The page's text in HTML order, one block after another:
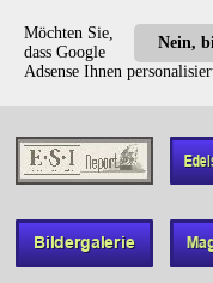
Nein,
Möchten Sie,
dass Google
Adsense Ihnen